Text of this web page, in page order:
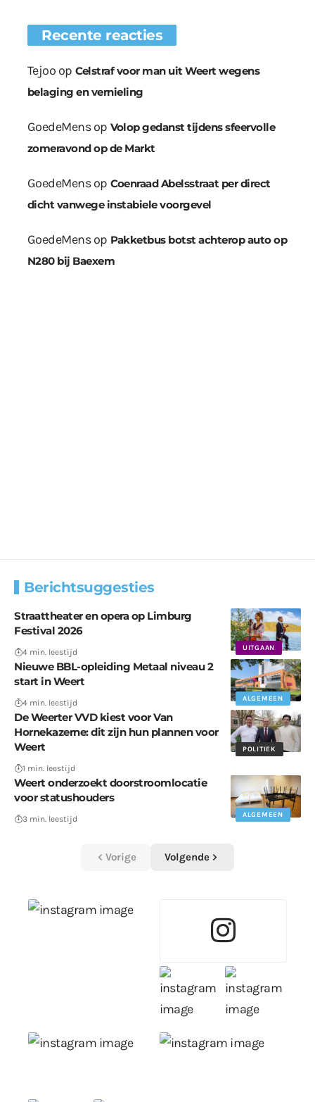
Recente reacties
Tejoo op Celstraf voor man uit Weert wegens
belaging en vernieling
GoedeMensop Volop gedanst tijdens sfeervolle
zomeravond op de Markt
GoedeMensop Coenraad Abelsstraat per direct
dicht vanwege instabiele voorgevel
GoedeMensop Pakketbus botst achterop auto op
N280 bij Baexem
Berichtsuggesties
UITGAAN
Straattheater en opera op Limburg
Festival 2026
4 min. leestijd
ALGEMEEN
Nieuwe BBL-opleiding Metaal niveau 2
start in Weert
4 min. leestijd
POLITIEK
De Weerter VVD kiest voor Van
Hornekazerne: dit zijn hun plannen voor
Weert
1 min. leestijd
ALGEMEEN
Weert onderzoekt doorstroomlocatie
voor statushouders
3 min. leestijd
Vorige Volgende